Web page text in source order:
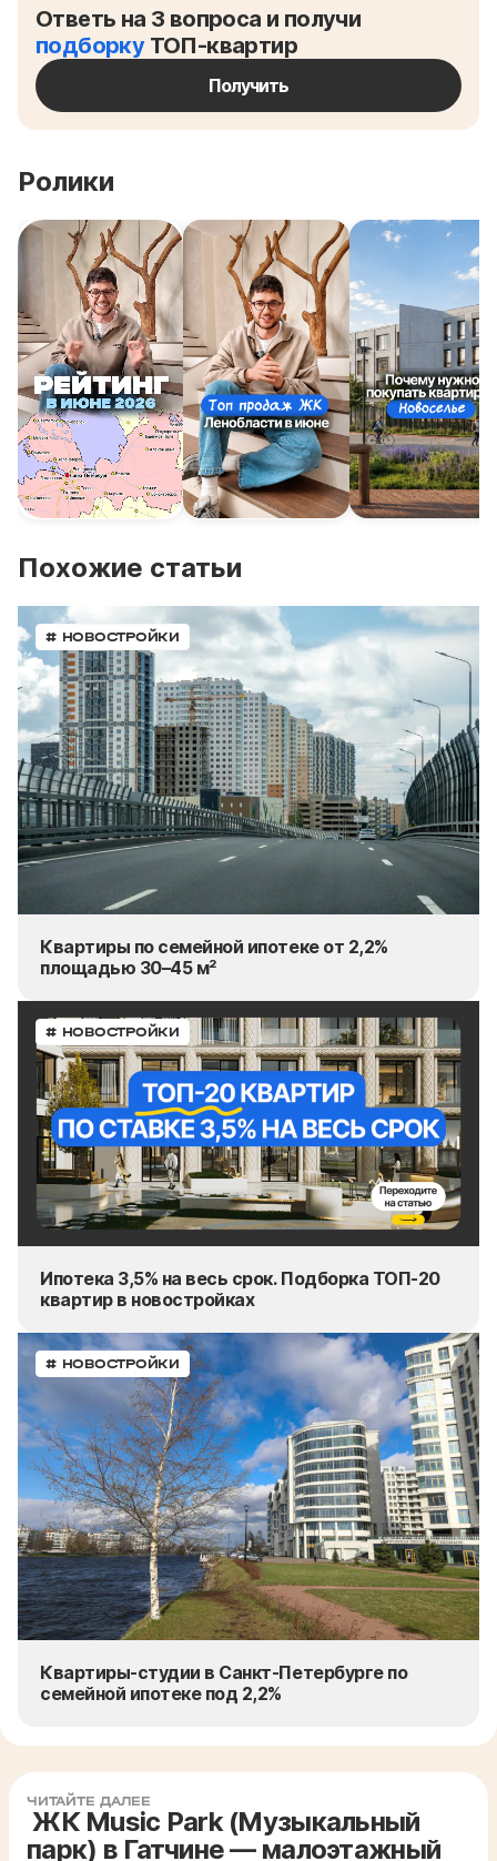
Ответь на 3 вопроса и получи
подборкуТОП-квартир
Получить
Ролики
Похожие статьи
# НОВОСТРОЙКИ
Квартиры по семейной ипотеке от 2,2%
площадью 30–45 м²
# НОВОСТРОЙКИ
Ипотека 3,5% на весь срок. Подборка ТОП-20
квартир в новостройках
# НОВОСТРОЙКИ
Квартиры-студии в Санкт-Петербурге по
семейной ипотеке под 2,2%
ЧИТАЙТЕ ДАЛЕЕ
ЖК Music Park (Музыкальный
парк) в Гатчине — малоэтажный